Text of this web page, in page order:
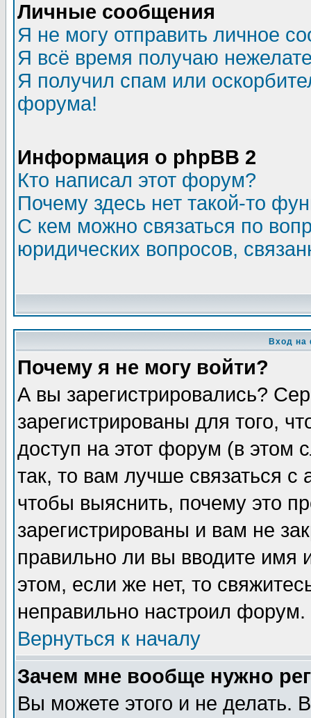
Личные сообщения
Я не могу отправить личное
Я всё время получаю
Я получил спам или
форума!
Информация о phpBB 2
Кто написал этот форум?
Почему здесь нет такой-то
С кем можно связаться по
юридических вопросов,
Вход на
Почему я не могу войти?
А вы зарегистрировались?
зарегистрированы для того,
доступ на этот форум (в этом
так, то вам лучше связаться
чтобы выяснить, почему это
зарегистрированы и вам не
правильно ли вы вводите
этом, если же нет, то
неправильно настроил форум.
Вернуться к началу
Зачем мне вообще нужно
Вы можете этого и не делать.